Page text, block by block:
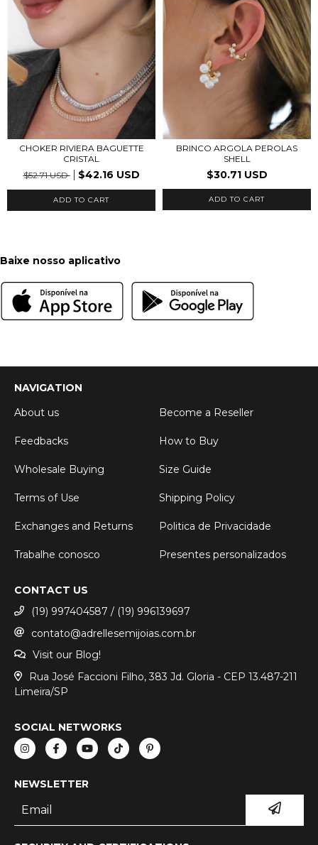
CHOKER RIVIERA BAGUETTE
CRISTAL
$52.71 USD
$42.16 USD
ADD TO CART
BRINCO ARGOLA PEROLAS
SHELL
$30.71 USD
Baixe nosso aplicativo
NAVIGATION
About us
Become a Reseller
Feedbacks How to Buy
Wholesale Buying Size Guide
Terms of Use Shipping Policy
Exchanges and Returns Politica de Privacidade
Trabalhe conosco Presentes personalizados
CONTACT US
(19) 997404587 / (19) 996139697
contato@adrellesemijoias.com.br
Visit our Blog!
Rua José Faccioni Filho, 383 Jd. Gloria - CEP 13.487-211
Limeira/SP
SOCIAL NETWORKS
NEWSLETTER